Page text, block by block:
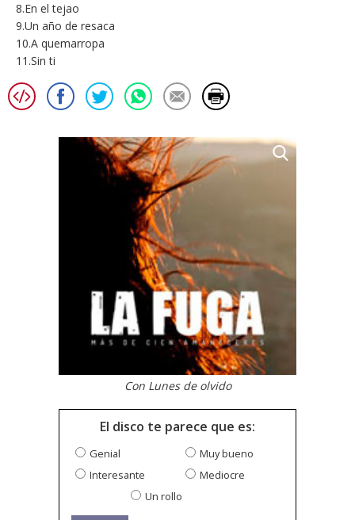
8.En el tejao
9.Un año de resaca
10.A quemarropa
11.Sin ti
Con Lunes de olvido
El disco te parece que es:
Genial
Muy bueno
Interesante
Mediocre
Un rollo